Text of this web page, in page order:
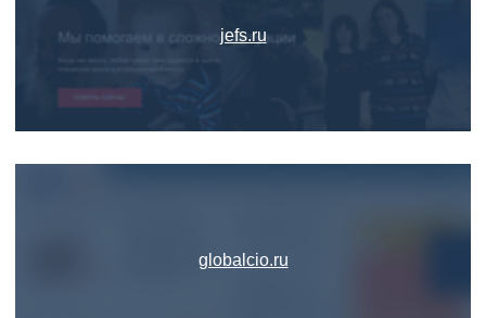
jefs.ru
globalcio.ru